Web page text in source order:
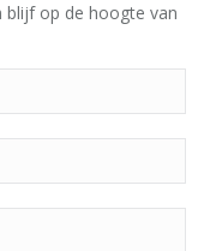
blijf op de hoogte van